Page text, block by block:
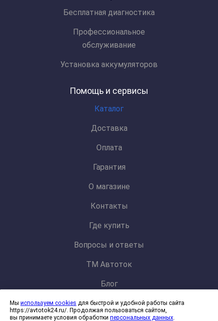
Бесплатная диагностика
Профессиональное
обслуживание
Установка аккумуляторов
Помощь и сервисы
Каталог
Доставка
Оплата
Гарантия
О магазине
Контакты
Где купить
Вопросы и ответы
ТМ Автоток
Блог
Политика конфиденциальности и обработки персональных данных
Согласие на обработку файлов cookies
Мы используем cookies для быстрой и удобной работы сайта
https://avtotok24.ru/. Продолжая пользоваться сайтом,
вы принимаете условия обработки персональных данных.